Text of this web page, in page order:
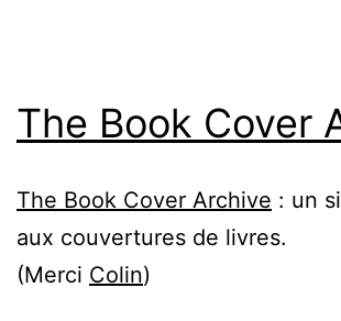
The Book Cover
The Book Cover Archive : un
aux couvertures de livres.
(Merci Colin)